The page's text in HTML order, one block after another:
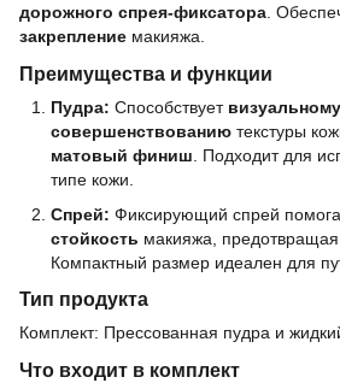
дорожного спрея-фиксатора.
закрепление макияжа.
Преимущества и функции
Пудра: Способствует визуальному
совершенствованию текстуры
матовый финиш . Подходит для
типе кожи.
Спрей: Фиксирующий спрей
стойкость макияжа, предотвращая
Компактный размер идеален для
Тип продукта
Комплект: Прессованная пудра и
Что входит в комплект